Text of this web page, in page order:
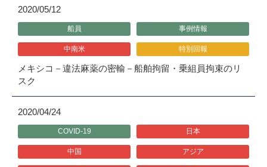
2020/05/12
船員 事例情報
中南米 特別回報
メキシコ－違法麻薬の密輸－船舶拘留・乗組員拘束のリ
スク
2020/04/24
COVID-19 日本
中国 アジア